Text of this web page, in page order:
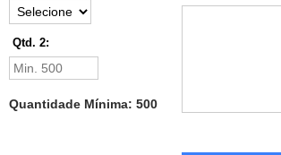
Qtd. 2:
Quantidade Mínima: 500